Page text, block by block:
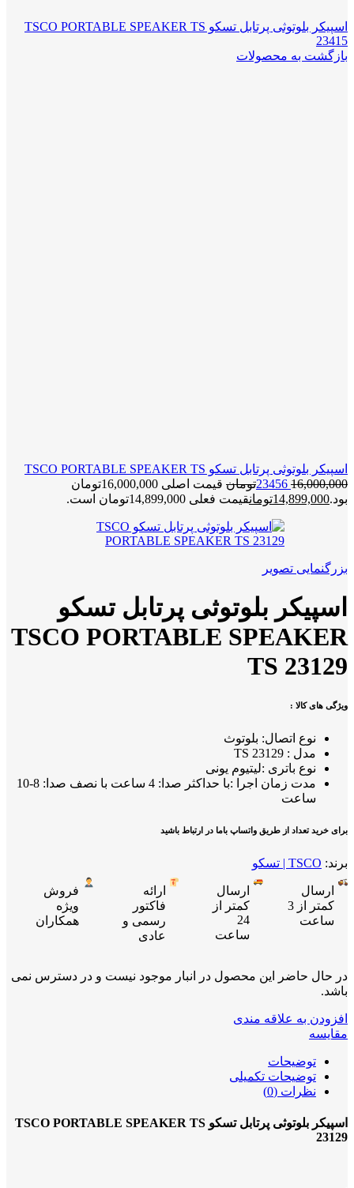
اسپیکر بلوتوثی پرتابل تسکو TSCO PORTABLE SPEAKER TS
23415
بازگشت به محصولات
اسپیکر بلوتوثی پرتابل تسکو TSCO PORTABLE SPEAKER TS
23456 16,000,000 تومان
قیمت اصلی 16,000,000تومان
بود.14,899,000تومانقیمت فعلی 14,899,000تومان است.
بزرگنمایی تصویر
اسپیکر بلوتوثی پرتابل تسکو
TSCO PORTABLE SPEAKER
TS 23129
ویژگی های کالا :
نوع اتصال: بلوتوث
مدل : TS 23129
نوع باتری :لیتیوم یونی
مدت زمان اجرا :با حداکثر صدا: 4 ساعت با نصف صدا: 8-10
ساعت
برای خرید تعداد از طریق واتساپ باما در ارتباط باشید
برند: TSCO | تسکو
ارسال
کمتر از 3
ساعت
ارسال
کمتر از
24
ساعت
ارائه
فاکتور
رسمی و
عادی
فروش
ویژه
همکاران
در حال حاضر این محصول در انبار موجود نیست و در دسترس نمی
باشد.
افزودن به علاقه مندی
مقایسه
توضیحات
توضیحات تکمیلی
نظرات (0)
اسپیکر بلوتوثی پرتابل تسکو TSCO PORTABLE SPEAKER TS
23129